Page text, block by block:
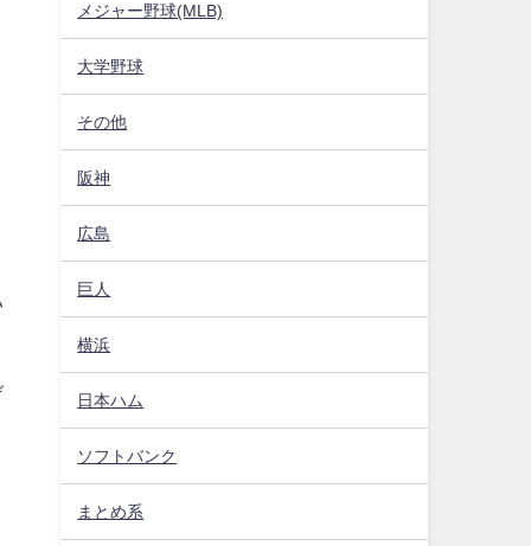
メジャー野球(MLB)
大学野球
その他
阪神
広島
巨人
横浜
日本ハム
ソフトバンク
まとめ系